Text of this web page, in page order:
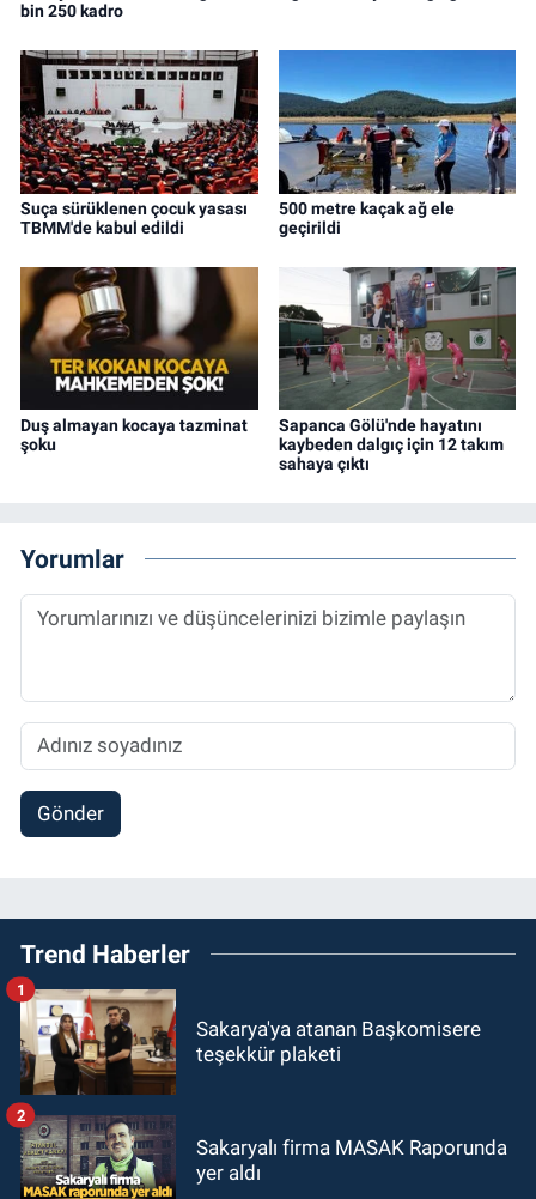
bin 250 kadro
Suça sürüklenen çocuk yasası
TBMM'de kabul edildi
500 metre kaçak ağ ele
geçirildi
Duş almayan kocaya tazminat
şoku
Sapanca Gölü'nde hayatını
kaybeden dalgıç için 12 takım
sahaya çıktı
Yorumlar
Gönder
Trend Haberler
Sakarya'ya atanan Başkomisere
teşekkür plaketi
1
Sakaryalı firma MASAK Raporunda
yer aldı
2